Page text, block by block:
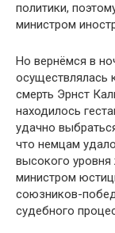
политики,
министром
Но вернёмся в
осуществлялась
смерть Эрнст
находилось
удачно
что немцам
высокого
министром
союзников-
судебного